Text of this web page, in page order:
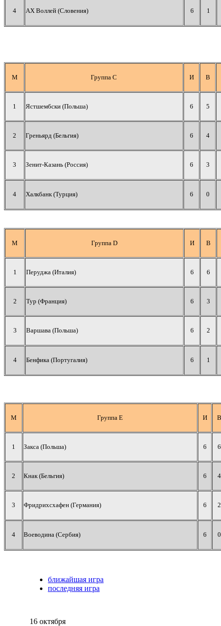
4 АХ Воллей (Словения) 6 1
М Группа С И В
1 Ястшембски (Польша) 6 5
2 Греньярд (Бельгия) 6 4
3 Зенит-Казань (Россия) 6 3
4 Халкбанк (Турция) 6 0
М Группа D И В
1 Перуджа (Италия) 6 6
2 Тур (Франция) 6 3
3 Варшава (Польша) 6 2
4 Бенфика (Португалия) 6 1
М Группа Е И В
1 Закса (Польша) 6 6
2 Кнак (Бельгия) 6 4
3 Фридрихсхафен (Германия) 6 2
4 Воеводина (Сербия) 6 0
ближайшая игра
последняя игра
16 октября